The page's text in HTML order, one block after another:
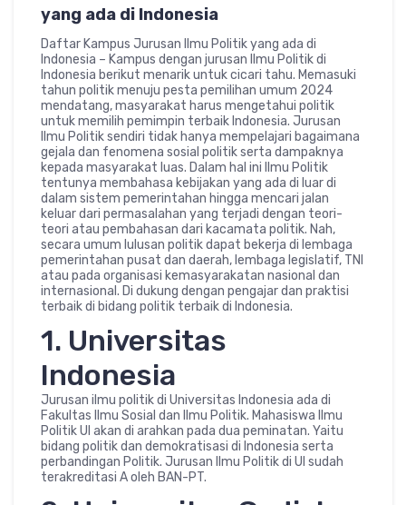
yang ada di Indonesia
Daftar Kampus Jurusan Ilmu Politik yang ada di
Indonesia – Kampus dengan jurusan Ilmu Politik di
Indonesia berikut menarik untuk cicari tahu. Memasuki
tahun politik menuju pesta pemilihan umum 2024
mendatang, masyarakat harus mengetahui politik
untuk memilih pemimpin terbaik Indonesia. Jurusan
Ilmu Politik sendiri tidak hanya mempelajari bagaimana
gejala dan fenomena sosial politik serta dampaknya
kepada masyarakat luas. Dalam hal ini Ilmu Politik
tentunya membahasa kebijakan yang ada di luar di
dalam sistem pemerintahan hingga mencari jalan
keluar dari permasalahan yang terjadi dengan teori-
teori atau pembahasan dari kacamata politik. Nah,
secara umum lulusan politik dapat bekerja di lembaga
pemerintahan pusat dan daerah, lembaga legislatif, TNI
atau pada organisasi kemasyarakatan nasional dan
internasional. Di dukung dengan pengajar dan praktisi
terbaik di bidang politik terbaik di Indonesia.
1. Universitas
Indonesia
Jurusan ilmu politik di Universitas Indonesia ada di
Fakultas Ilmu Sosial dan Ilmu Politik. Mahasiswa Ilmu
Politik UI akan di arahkan pada dua peminatan. Yaitu
bidang politik dan demokratisasi di Indonesia serta
perbandingan Politik. Jurusan Ilmu Politik di UI sudah
terakreditasi A oleh BAN-PT.